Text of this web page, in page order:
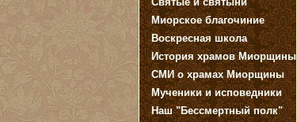
Миорское благочиние
Воскресная школа
История храмов Миорщины
СМИ о храмах Миорщины
Мученики и исповедники
Наш "Бессмертный полк"